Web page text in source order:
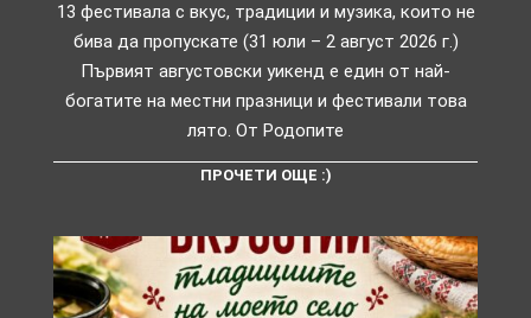
13 фестивала с вкус, традиции и музика, които не
бива да пропускате (31 юли – 2 август 2026 г.)
Първият августовски уикенд е един от най-
богатите на местни празници и фестивали това
лято. От Родопите
ПРОЧЕТИ ОЩЕ :)